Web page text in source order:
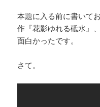
本題に入る前に書いて
作『花影ゆれる砥水』
面白かったです。
さて。